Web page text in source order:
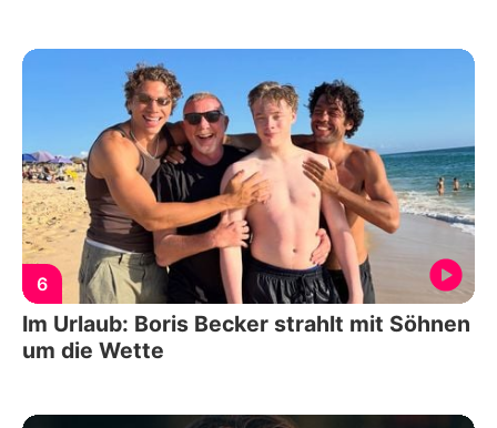
6
Im Urlaub: Boris Becker strahlt mit Söhnen
um die Wette